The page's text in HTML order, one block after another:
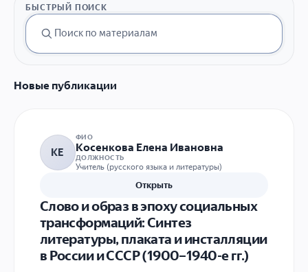
БЫСТРЫЙ ПОИСК
Новые публикации
КЕ
ФИО
Косенкова Елена Ивановна
ДОЛЖНОСТЬ
Учитель (русского языка и литературы)
Открыть
Слово и образ в эпоху социальных
трансформаций: Синтез
литературы, плаката и инсталляции
в России и СССР (1900–1940-е гг.)